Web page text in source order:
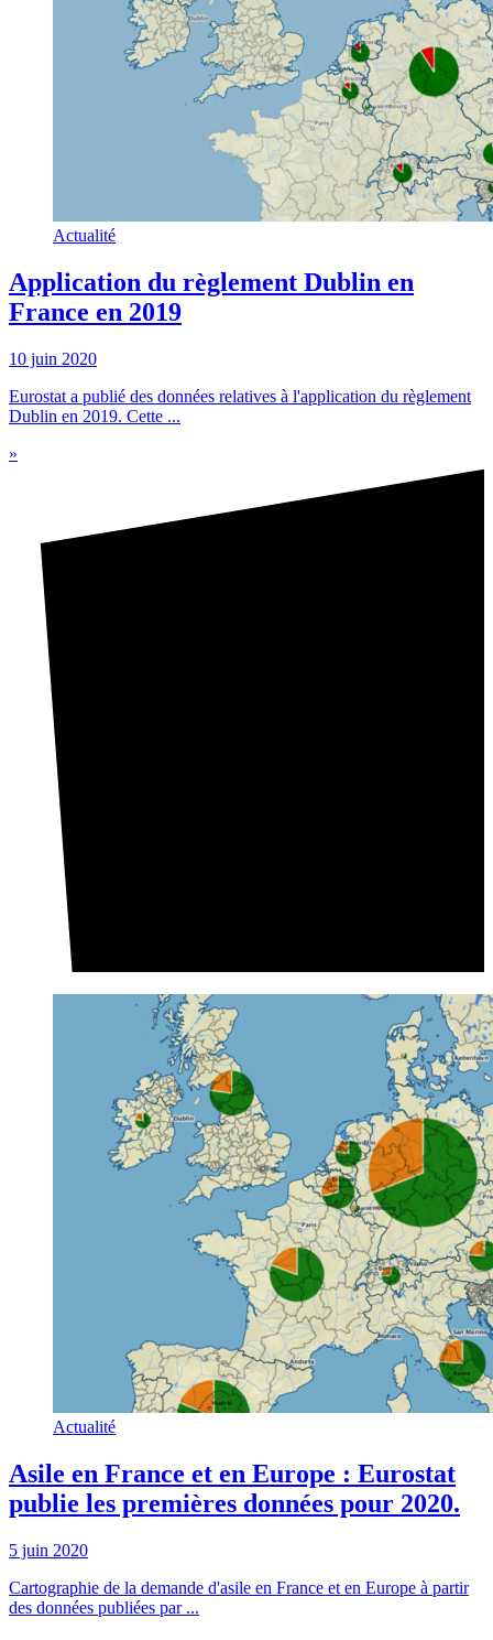
Actualité
Application du règlement Dublin en
France en 2019
10 juin 2020
Eurostat a publié des données relatives à l'application du règlement
Dublin en 2019. Cette ...
»
Actualité
Asile en France et en Europe : Eurostat
publie les premières données pour 2020.
5 juin 2020
Cartographie de la demande d'asile en France et en Europe à partir
des données publiées par ...